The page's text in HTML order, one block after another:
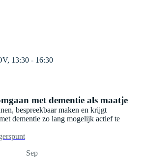
13:30 - 16:30
met dementie als maatje
bespreekbaar maken en krijgt
dementie zo lang mogelijk actief te
Sep